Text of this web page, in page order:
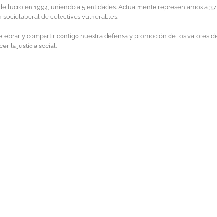
lucro en 1994, uniendo a 5 entidades. Actualmente representamos a
de colectivos vulnerables.
y compartir contigo nuestra defensa y promoción de los valores
la justicia social.